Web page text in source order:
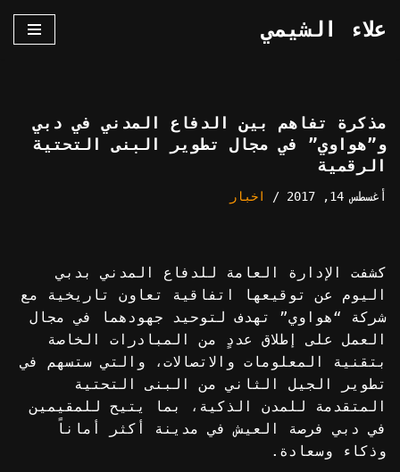
علاء الشيمي
مذكرة تفاهم بين الدفاع المدني في دبي
و”هواوي” في مجال تطوير البنى التحتية
الرقمية
أغسطس 14, 2017 اخبار
كشفت الإدارة العامة للدفاع المدني بدبي
اليوم عن توقيعها اتفاقية تعاون تاريخية مع
شركة “هواوي” تهدف لتوحيد جهودهما في مجال
العمل على إطلاق عددٍ من المبادرات الخاصة
بتقنية المعلومات والاتصالات، والتي ستسهم في
تطوير الجيل الثاني من البنى التحتية
المتقدمة للمدن الذكية، بما يتيح للمقيمين
في دبي فرصة العيش في مدينة أكثر أماناً
وذكاء وسعادة.